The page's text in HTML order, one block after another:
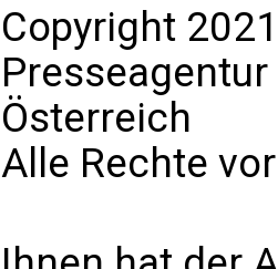
Copyright
Presseagentur
Österreich
Alle Rechte